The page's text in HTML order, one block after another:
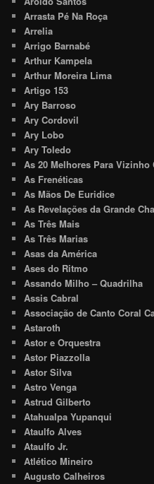
Arrasta Pé Na Roça
Arrelia
Arrigo Barnabé
Arthur Kampela
Arthur Moreira Lima
Artigo 153
Ary Barroso
Ary Cordovil
Ary Lobo
Ary Toledo
As 20 Melhores Para Vizinho
As Frenéticas
As Mãos De Euridice
As Revelações da Grande
As Três Mais
As Três Marias
Asas da América
Ases do Ritmo
Assando Milho – Quadrilha
Assis Cabral
Associação de Canto Coral
Astaroth
Astor e Orquestra
Astor Piazzolla
Astor Silva
Astro Venga
Astrud Gilberto
Atahualpa Yupanqui
Ataulfo Alves
Ataulfo Jr.
Atlético Mineiro
Augusto Calheiros